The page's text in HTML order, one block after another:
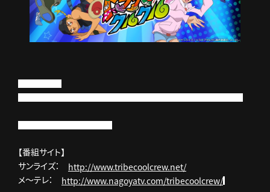
【番組サイト】
サンライズ： http://www.tribecoolcrew.net/
メ～テレ： http://www.nagoyatv.com/tribecoolcrew/